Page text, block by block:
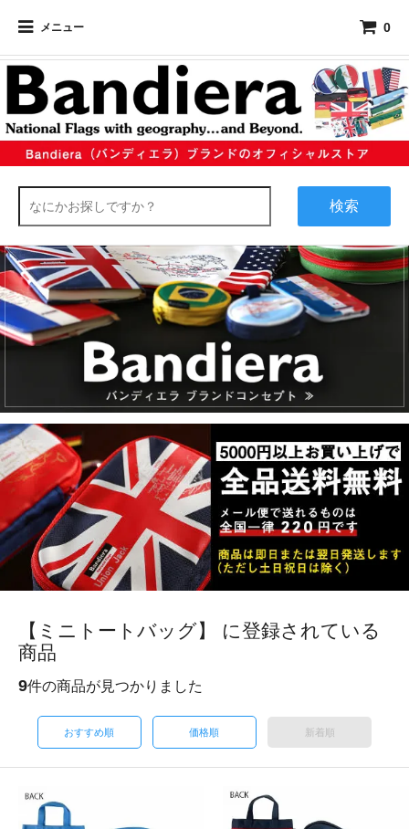
メニュー 0
検索
【ミニトートバッグ】 に登録されている
商品
9件の商品が見つかりました
おすすめ順 価格順 新着順